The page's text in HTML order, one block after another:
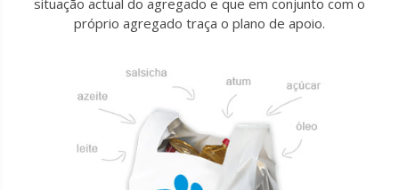
situação actual do agregado e que em conjunto com o
próprio agregado traça o plano de apoio.